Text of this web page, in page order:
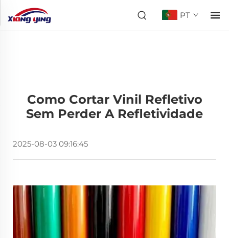
PT
Como Cortar Vinil Refletivo
Sem Perder A Refletividade
2025-08-03 09:16:45